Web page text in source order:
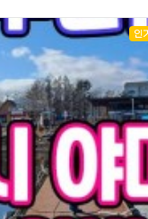
료 제공되는 꿀이 들어간
림을 먹고, 일반 슈퍼에서는
볼 수 없는 벌집이 통째로
꿀을 구입했습니다. 다이후쿠
관음) 大福寺（崖観音） 다음
지는 다이후쿠지(애관음)였
래 절을 좋아하고 이런 곳
!? 라는 말이 절로 나오는
경의 사진을 본 저에게는
운 곳이었습니다. 현지인들에
'벼랑의 관음'이라는 애칭
받는 곳으로 독특한 지형과
운 바다를 즐길 수 있는 보
었습니다. 날씨도 좋았기 때
다녀왔습니다. 지치부(秩父)
지치부(秩父)는 일본 사
마현 서부에 위치한 도시로,
관이 아름답고 전통과 역사
입니다. 비교적 최근에 개
세이부철도의 특급열차 '라
이용하면 이케부쿠로 역에
20분, 특급 요금 900엔으
없이 다녀올 수 있는 여행명
다. 주말 여행지나 당일치기
로도 수도권에서 지명도가
과 쾌적한 내부가
특급열차 라뷰 지치부의 주
지치부에는 아름
인